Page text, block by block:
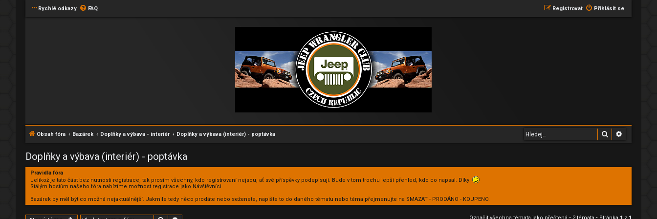
Rychlé odkazy FAQ Přihlásit se
Registrovat
Obsah fóra Bazárek Doplňky a výbava - interiér Doplňky a výbava (interiér) - poptávka Hledat
Doplňky a výbava (interiér) - poptávka
Pravidla fóra
Jelikož je tato část bez nutnosti registrace, tak prosím všechny, kdo registrovaní nejsou, ať své příspěvky podepisují. Bude v tom trochu lepší přehled, kdo co napsal. Díky!
Stálým hostům našeho fóra nabízíme možnost registrace jako Návštěvníci.
Bazárek by měl být co možná nejaktuálnější. Jakmile tedy něco prodáte nebo seženete, napište to do daného tématu nebo téma přejmenujte na SMAZAT - PRODÁNO - KOUPENO.